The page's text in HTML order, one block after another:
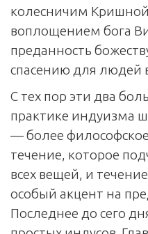
колесничим Кришной
воплощением бога
преданность
спасению для людей
С тех пор эти два
практике индуизма
— более
течение, которое
всех вещей, и
особый акцент на
Последнее до сего